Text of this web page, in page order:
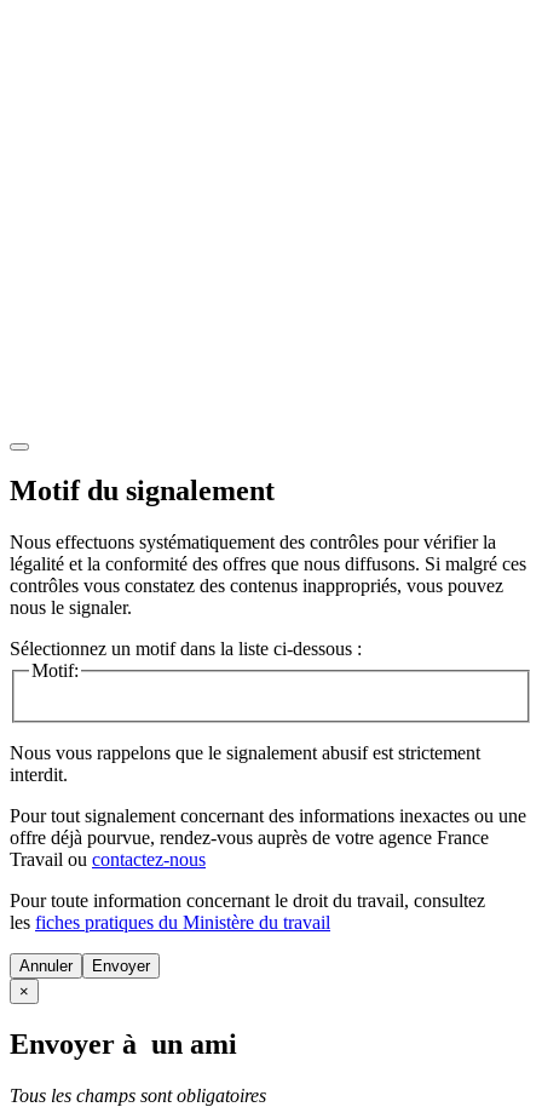
Motif du signalement
Nous effectuons systématiquement des contrôles pour vérifier la
légalité et la conformité des offres que nous diffusons. Si malgré ces
contrôles vous constatez des contenus inappropriés, vous pouvez
nous le signaler.
Sélectionnez un motif dans la liste ci-dessous :
Motif:
Nous vous rappelons que le signalement abusif est strictement
interdit.
Pour tout signalement concernant des informations inexactes ou une
offre déjà pourvue, rendez-vous auprès de votre agence France
Travail ou contactez-nous
Pour toute information concernant le droit du travail, consultez
les fiches pratiques du Ministère du travail
Annuler
×
Envoyer à un ami
Tous les champs sont obligatoires